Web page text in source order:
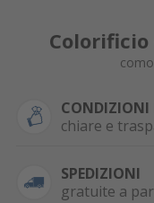
CONDIZIONI
chiare e
SPEDIZIONI
gratuite a